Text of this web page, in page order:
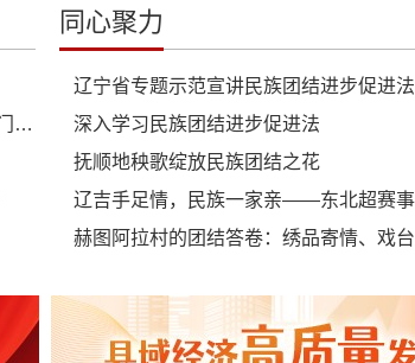
沈阳国际陆港再添重磅项目 打造东北亚跨境门到门供应链平台
同心聚力
辽宁省专题示范宣讲民族团结进步促进法
深入学习民族团结进步促进法
抚顺地秧歌绽放民族团结之花